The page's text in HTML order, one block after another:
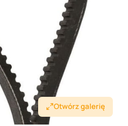
Otwórz galerię